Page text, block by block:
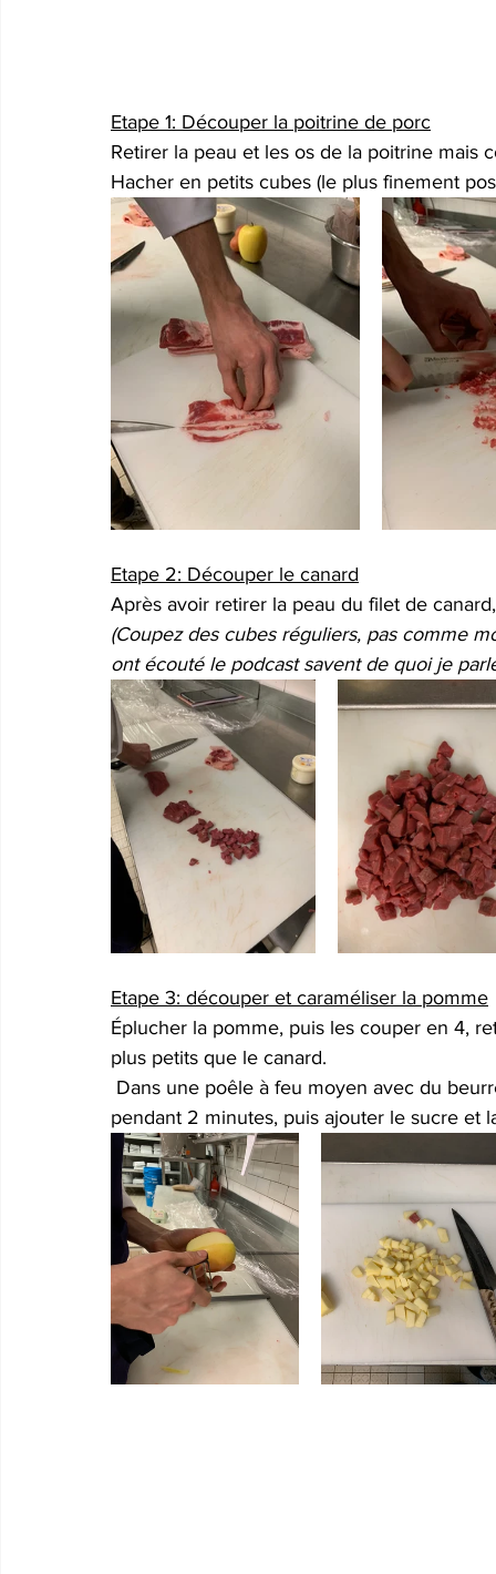
Etape 1: Découper la poitrine de porc
Retirer la peau et les os de la poitrine mais
Hacher en petits cubes (le plus finement
Etape 2: Découper le canard
Après avoir retirer la peau du filet de
(Coupez des cubes réguliers, pas comme
ont écouté le podcast savent de quoi je
Etape 3: découper et caraméliser la pomme
Éplucher la pomme, puis les couper en 4,
plus petits que le canard.
pendant 2 minutes, puis ajouter le sucre et